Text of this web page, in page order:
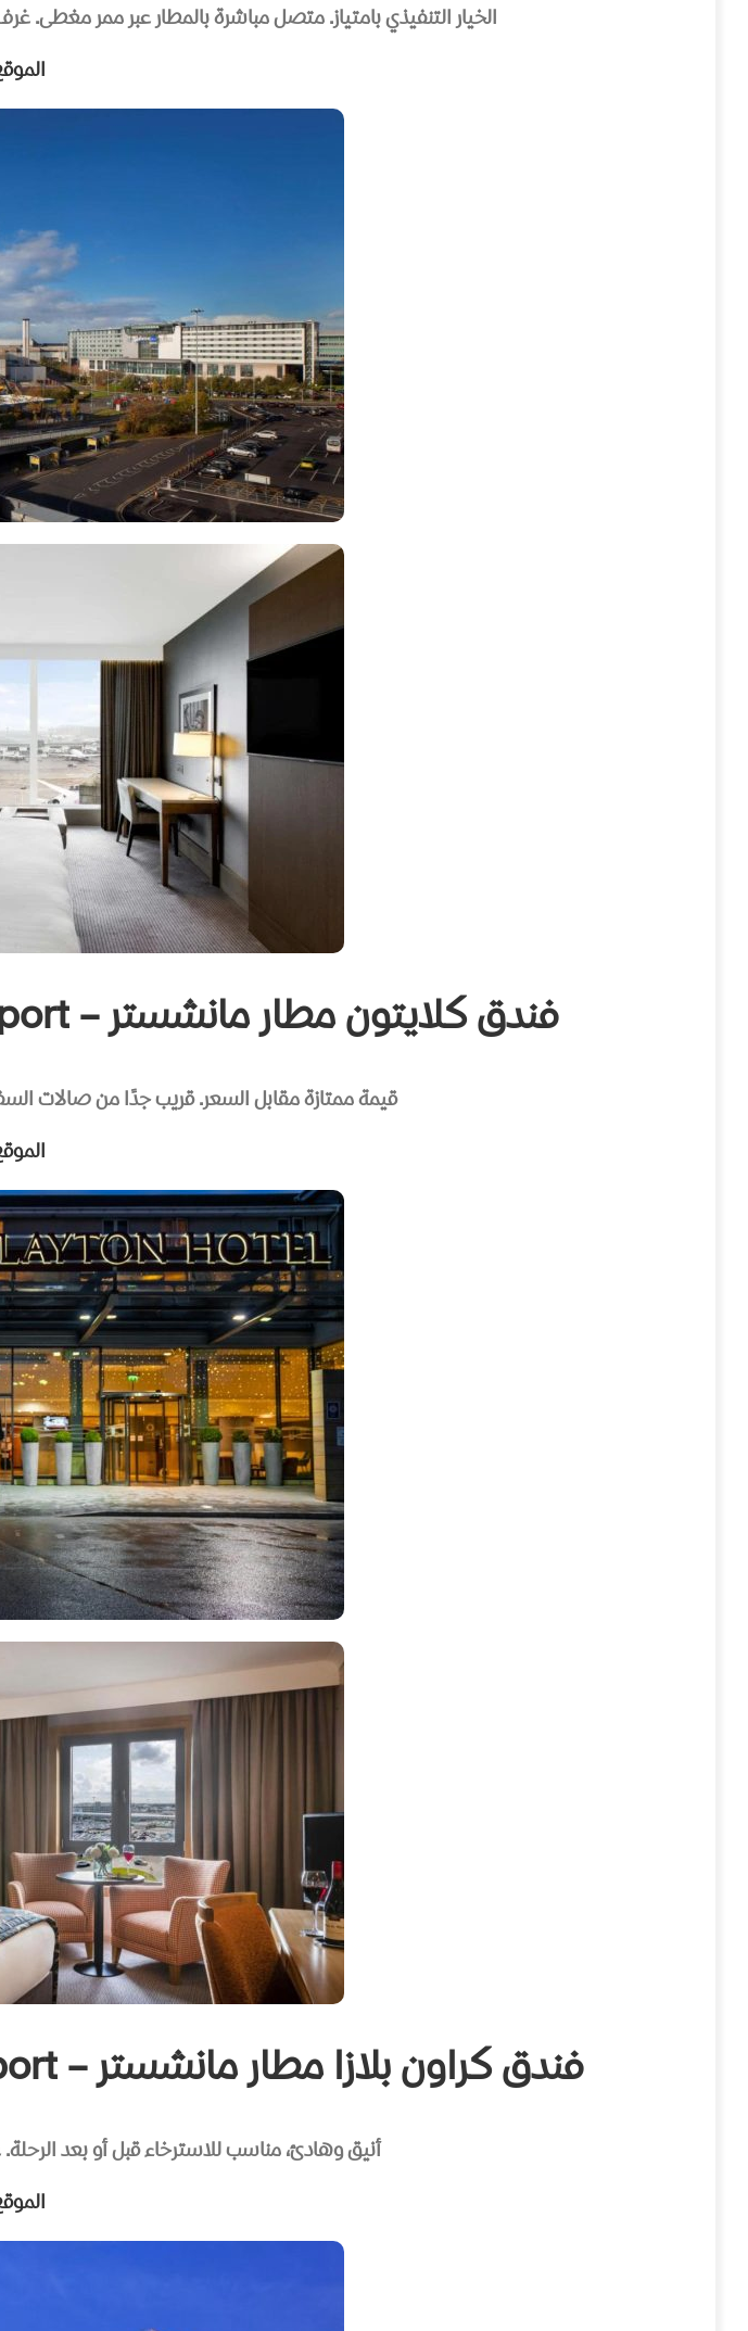
الخيار التنفيذي بامتياز. متصل مباشرة بالمطار عبر ممر مغطى.
فندق كلايتون مطار مانشستر – Clayton Hotel Manchester Airport
قيمة ممتازة مقابل السعر. قريب جدًا من صالات
فندق كراون بلازا مطار مانشستر – Crowne Plaza Manchester Airport
أنيق وهادئ، مناسب للاسترخاء قبل أو بعد